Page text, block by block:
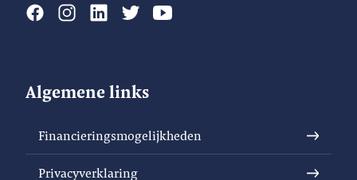
Algemene links
Financieringsmogelijkheden
Privacyverklaring